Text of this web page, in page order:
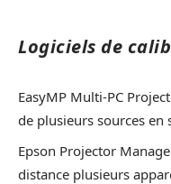
Logiciels de
EasyMP Multi-PC
de plusieurs sources en
Epson Projector
distance plusieurs